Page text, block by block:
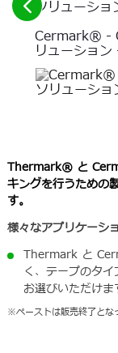
Cermark® -
リューショ
前
の
要
を
参
く
だ
Thermark® と
キングを行うための
す。
様々なアプリケーシ
Thermark と
く、テープのタ
お選びいただけま
※ペーストは販売終了とな